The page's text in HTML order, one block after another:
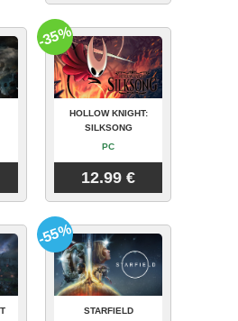
HOLLOW KNIGHT:
SILKSONG
PC
12.99 €
-35%
STARFIELD
-55%